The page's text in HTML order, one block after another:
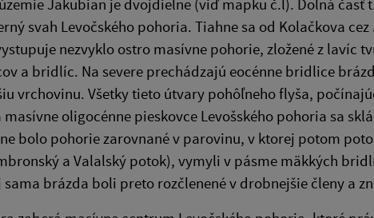
Jakubian je dvojdielne (viď mapku č.l). Dolná časť
svah Levočského pohoria. Tiahne sa od Kolačkova
nezvyklo ostro masívne poho­rie, zložené z lavíc
a bridlíc. Na severe prechádzajú eocénne bridlice
vrchovinu. Všetky tieto útvary pohôľneho flyša,
oligocénne pieskovce Levošského pohoria sa
bolo pohorie zarovnané v parovinu, v ktorej potom
a Valalský potok), vymyli v pásme mäkkých
sama brázda boli preto rozčlenené v drobnejšie členy a